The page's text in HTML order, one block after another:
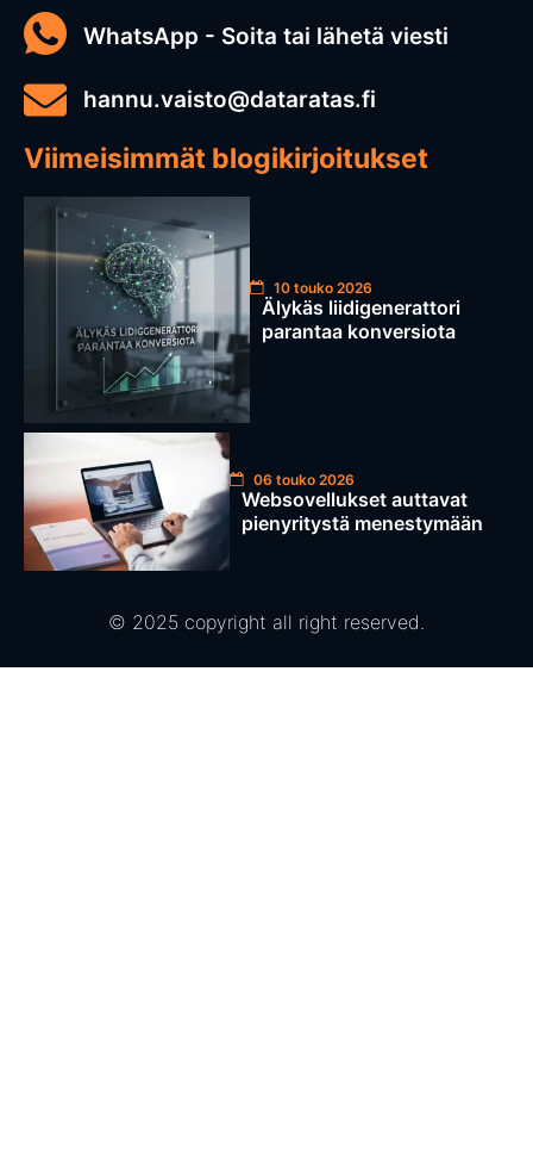
WhatsApp - Soita tai lähetä viesti
hannu.vaisto@dataratas.fi
Viimeisimmät blogikirjoitukset
10 touko 2026
Älykäs liidigenerattori
parantaa konversiota
06 touko 2026
Websovellukset auttavat
pienyritystä menestymään
© 2025 copyright all right reserved.